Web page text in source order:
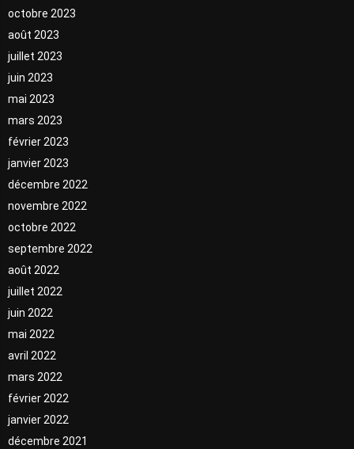
octobre 2023
août 2023
juillet 2023
juin 2023
mai 2023
mars 2023
février 2023
janvier 2023
décembre 2022
novembre 2022
octobre 2022
septembre 2022
août 2022
juillet 2022
juin 2022
mai 2022
avril 2022
mars 2022
février 2022
janvier 2022
décembre 2021